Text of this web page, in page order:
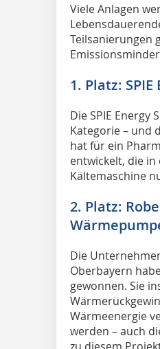
Viele Anlagen
Teilsanierungen
1. Platz:
Die SPIE
Kategorie – und
hat für ein
entwickelt, die
Kältemaschine
2. Platz:
Die
Oberbayern
gewonnen. Sie
Wärmeenergie
werden – auch